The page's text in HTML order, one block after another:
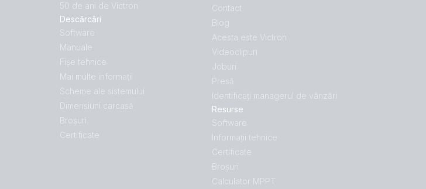
50 de ani de Victron
Descărcări
Software
Manuale
Fișe tehnice
Mai multe informaţii
Scheme ale sistemului
Dimensiuni carcasă
Broșuri
Certificate
Contact
Blog
Acesta este Victron
Videoclipuri
Joburi
Presă
Identificați managerul de vânzări
Resurse
Software
Informații tehnice
Certificate
Broșuri
Calculator MPPT